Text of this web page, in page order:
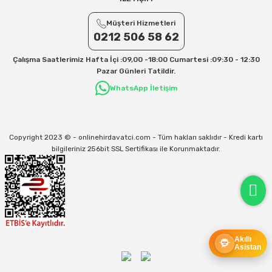
31/12/2026 Tarihine Kadar Geçerlidir
Kargo İle İlgili sorunlarınız içininfo@onlinehirdavatci.com
Akıllı
Asistan
Müşteri Hizmetleri
0212 506 58 62
Çalışma Saatlerimiz Hafta İçi :09,00 -18:00 Cumartesi :09:30 - 12:30
Pazar Günleri Tatildir.
WhatsApp İletişim
Copyright 2023 © - onlinehirdavatci.com - Tüm hakları saklıdır - Kredi kartı
bilgileriniz 256bit SSL Sertifikası ile Korunmaktadır.